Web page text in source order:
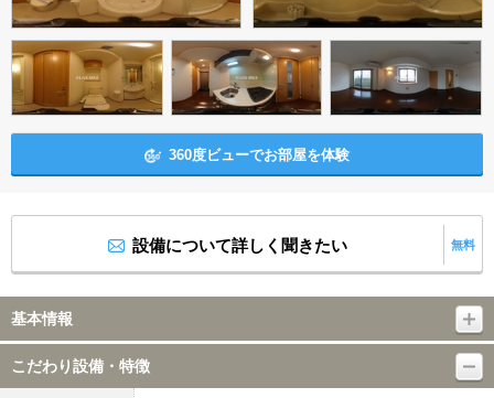
360度ビューでお部屋を体験
設備について詳しく聞きたい 無料
基本情報
こだわり設備・特徴